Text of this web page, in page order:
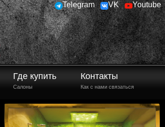
Telegram VK Youtube
Где купить
Салоны
Контакты
Как с нами связаться